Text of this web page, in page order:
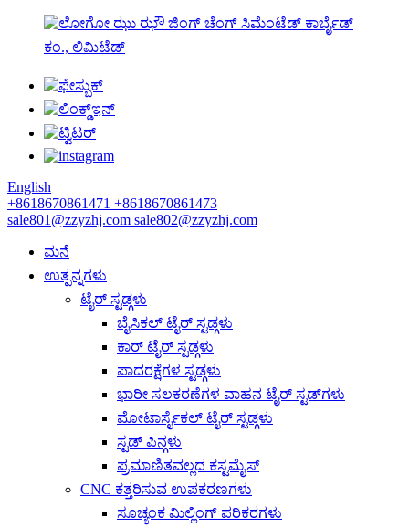
ಝು ಝೌ ಜಿಂಗ್ ಚೆಂಗ್ ಸಿಮೆಂಟೆಡ್ ಕಾರ್ಬೈಡ್
ಕಂ., ಲಿಮಿಟೆಡ್
English
+8618670861471 +8618670861473
sale801@zzyzhj.com sale802@zzyzhj.com
ಮನೆ
ಉತ್ಪನ್ನಗಳು
ಟೈರ್ ಸ್ಟಡ್ಗಳು
ಬೈಸಿಕಲ್ ಟೈರ್ ಸ್ಟಡ್ಗಳು
ಕಾರ್ ಟೈರ್ ಸ್ಟಡ್ಗಳು
ಪಾದರಕ್ಷೆಗಳ ಸ್ಟಡ್ಗಳು
ಭಾರೀ ಸಲಕರಣೆಗಳ ವಾಹನ ಟೈರ್ ಸ್ಟಡ್‌ಗಳು
ಮೋಟಾರ್ಸೈಕಲ್ ಟೈರ್ ಸ್ಟಡ್ಗಳು
ಸ್ಟಡ್ ಪಿನ್ಗಳು
ಪ್ರಮಾಣಿತವಲ್ಲದ ಕಸ್ಟಮೈಸ್
CNC ಕತ್ತರಿಸುವ ಉಪಕರಣಗಳು
ಸೂಚ್ಯಂಕ ಮಿಲ್ಲಿಂಗ್ ಪರಿಕರಗಳು